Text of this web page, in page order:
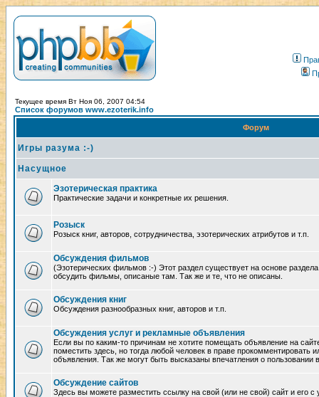
Текущее время Вт Ноя 06, 2007 04:54
Список форумов www.ezoterik.info
Форум
Игры разума :-)
Насущное
Эзотерическая практика
Практические задачи и конкретные их решения.
Розыск
Розыск книг, авторов, сотрудничества, эзотерических атрибутов и т.п.
Обсуждения фильмов
(Эзотерических фильмов :-) Этот раздел существует на основе
обсудить фильмы, описаные там. Так же и те, что не описаны.
Обсуждения книг
Обсуждения разнообразных книг, авторов и т.п.
Обсуждения услуг и рекламные объявления
Если вы по каким-то причинам не хотите помещать объявление на
поместить здесь, но тогда любой человек в праве прокомментировать
объявления. Так же могут быть высказаны впечатления о пользовании
Обсуждение сайтов
Здесь вы можете разместить ссылку на свой (или не свой) сайт и его с